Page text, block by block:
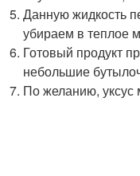
Данную жидкость
убираем в теплое
Готовый продукт
небольшие
По желанию, уксус